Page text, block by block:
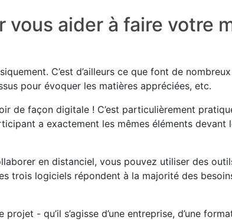
vous aider à faire votre
C’est d’ailleurs ce que font de
pour évoquer les matières appréciées, etc.
de façon digitale ! C’est particulièrement
a exactement les mêmes éléments devant
en distanciel, vous pouvez utiliser des
trois logiciels répondent à la majorité des
- qu’il s’agisse d’une entreprise, d’une